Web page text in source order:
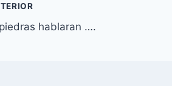
hablaran ….